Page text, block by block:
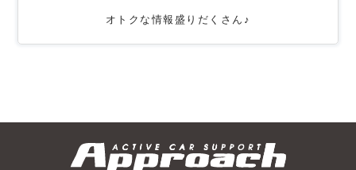
オトクな情報盛りだくさん♪